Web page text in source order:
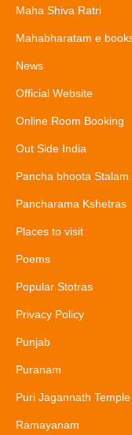
Maha Shiva Ratri
Mahabharatam e
News
Official Website
Online Room Booking
Out Side India
Pancha bhoota Stalam
Pancharama Kshetras
Places to visit
Poems
Popular Stotras
Privacy Policy
Punjab
Puranam
Puri Jagannath Temple
Ramayanam